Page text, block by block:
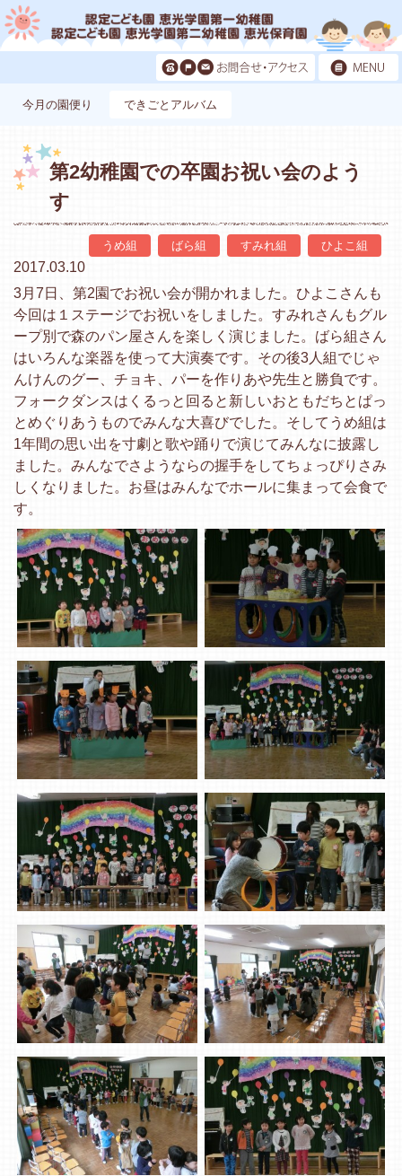
今月の園便り できごとアルバム
第2幼稚園での卒園お祝い会のよう
す
うめ組 ばら組 すみれ組 ひよこ組
2017.03.10
3月7日、第2園でお祝い会が開かれました。ひよこさんも
今回は１ステージでお祝いをしました。すみれさんもグル
ープ別で森のパン屋さんを楽しく演じました。ばら組さん
はいろんな楽器を使って大演奏です。その後3人組でじゃ
んけんのグー、チョキ、パーを作りあや先生と勝負です。
フォークダンスはくるっと回ると新しいおともだちとぱっ
とめぐりあうものでみんな大喜びでした。そしてうめ組は
1年間の思い出を寸劇と歌や踊りで演じてみんなに披露し
ました。みんなでさようならの握手をしてちょっぴりさみ
しくなりました。お昼はみんなでホールに集まって会食で
す。